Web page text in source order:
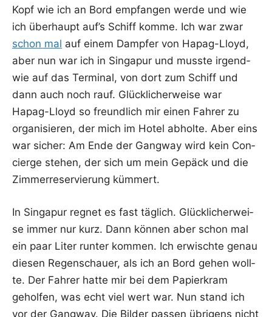
Kopf wie ich an Bord emp­fan­gen wer­de und wie
ich über­haupt auf’s Schiff kom­me. Ich war zwar
schon mal auf einem Damp­fer von Hapag-Lloyd,
aber nun war ich in Sin­ga­pur und muss­te irgend­
wie auf das Ter­mi­nal, von dort zum Schiff und
dann auch noch rauf. Glück­li­cher­wei­se war
Hapag-Lloyd so freund­lich mir einen Fah­rer zu
orga­ni­sie­ren, der mich im Hotel abhol­te. Aber eins
war sicher: Am Ende der Gang­way wird kein Con­
cier­ge ste­hen, der sich um mein Gepäck und die
Zim­mer­re­ser­vie­rung kümmert.
In Sin­ga­pur reg­net es fast täg­lich. Glück­li­cher­wei­
se immer nur kurz. Dann kön­nen aber schon mal
ein paar Liter run­ter kom­men. Ich erwisch­te genau
die­sen Regen­schau­er, als ich an Bord gehen woll­
te. Der Fah­rer hat­te mir bei dem Papier­kram
gehol­fen, was echt viel wert war. Nun stand ich
vor der Gang­way. Die Bil­der pas­sen übri­gens nicht